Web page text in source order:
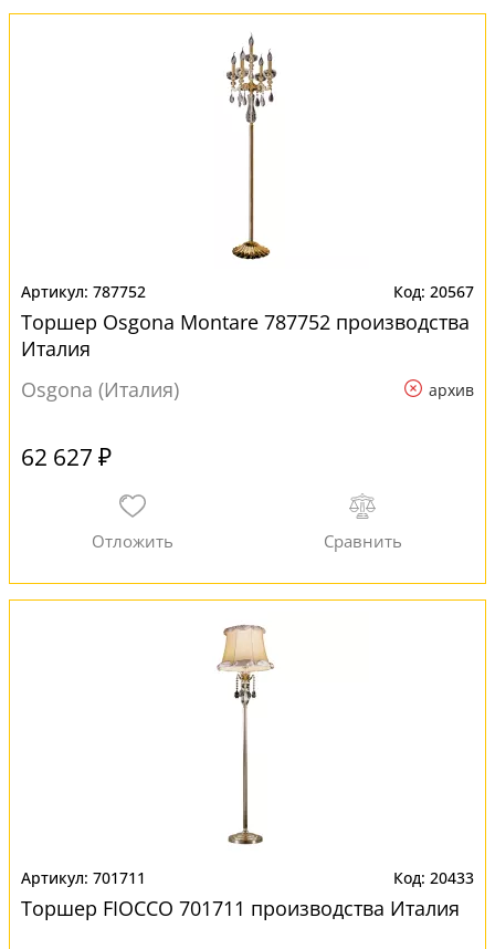
787752 20567
Торшер Osgona Montare 787752 производства
Италия
Osgona (Италия)
архив
62 627 ₽
701711 20433
Торшер FIOCCO 701711 производства Италия